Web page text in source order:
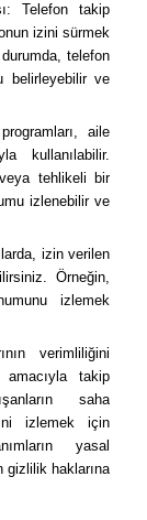
Telefon takip
izini sürmek
telefon
belirleyebilir ve
aile
kullanılabilir.
tehlikeli bir
izlenebilir ve
izin verilen
Örneğin,
izlemek
verimliliğini
takip
saha
izlemek için
yasal
gizlilik haklarına